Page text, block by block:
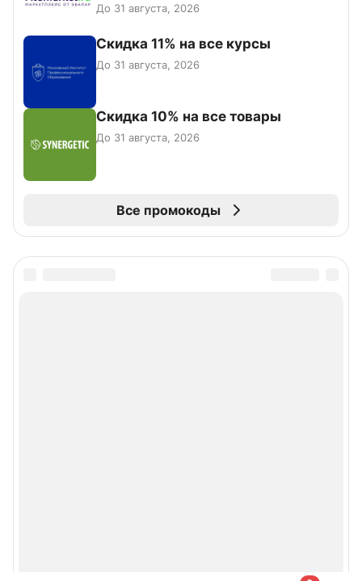
До 31 августа, 2026
Скидка 11% на все курсы
До 31 августа, 2026
Скидка 10% на все товары
До 31 августа, 2026
Все промокоды